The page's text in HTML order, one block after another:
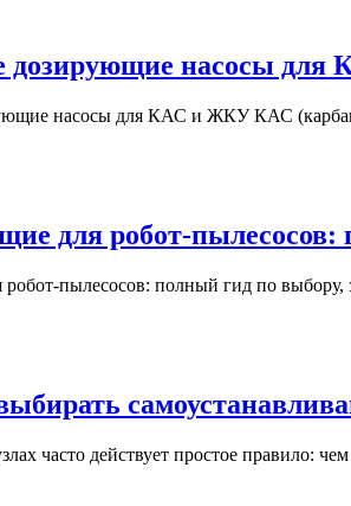
насосы для
насосы для КАС и ЖКУ КАС
для робот-пылесосов:
пылесосов: полный гид по выбору,
часто действует простое правило: